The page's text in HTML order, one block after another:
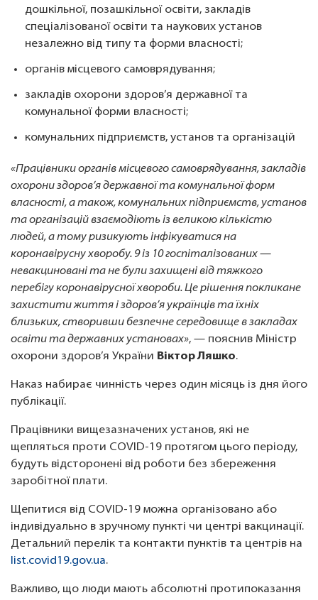
дошкільної, позашкільної освіти, закладів
спеціалізованої освіти та наукових установ
незалежно від типу та форми власності;
органів місцевого самоврядування;
закладів охорони здоров’я державної та
комунальної форми власності;
комунальних підприємств, установ та організацій
«Працівники органів місцевого самоврядування, закладів
охорони здоров’я державної та комунальної форм
власності, а також, комунальних підприємств, установ
та організацій взаємодіють із великою кількістю
людей, а тому ризикують інфікуватися на
коронавірусну хворобу. 9 із 10 госпіталізованих —
невакциновані та не були захищені від тяжкого
перебігу коронавірусної хвороби. Це рішення покликане
захистити життя і здоров’я українців та їхніх
близьких, створивши безпечне середовище в закладах
освіти та державних установах», — пояснив Міністр
охорони здоров’я України Віктор Ляшко.
Наказ набирає чинність через один місяць із дня його
публікації.
Працівники вищезазначених установ, які не
щепляться проти COVID-19 протягом цього періоду,
будуть відсторонені від роботи без збереження
заробітної плати.
Щепитися від COVID-19 можна організовано або
індивідуально в зручному пункті чи центрі вакцинації.
Детальний перелік та контакти пунктів та центрів на
list.covid19.gov.ua.
Важливо, що люди мають абсолютні протипоказання